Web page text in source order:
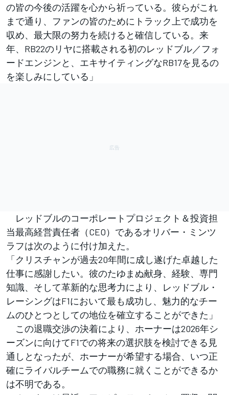
の皆の今後の活躍を心から祈っている。彼らがこれ
まで通り、ファンの皆のためにトラック上で成功を
収め、最大限の努力を続けると確信している。来
年、RB22のリヤに搭載される初のレッドブル／フォ
ードエンジンと、エキサイティングなRB17を見るの
を楽しみにしている」
レッドブルのコーポレートプロジェクト＆投資担
当最高経営責任者（CEO）であるオリバー・ミンツ
ラフは次のように付け加えた。
「クリスチャンが過去20年間に成し遂げた卓越した
仕事に感謝したい。彼のたゆまぬ献身、経験、専門
知識、そして革新的な思考力により、レッドブル・
レーシングはF1において最も成功し、魅力的なチー
ムのひとつとしての地位を確立することができた」
この退職交渉の決着により、ホーナーは2026年シ
ーズンに向けてF1での将来の選択肢を検討できる見
通しとなったが、ホーナーが希望する場合、いつ正
確にライバルチームでの職務に就くことができるか
は不明である。